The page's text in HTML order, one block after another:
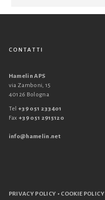
CONTATTI
Hamelin APS
via Zamboni, 15
40126 Bologna
Tel +39 051 233401
Fax +39 051 2915120
info@hamelin.net
PRIVACY POLICY • COOKIE POLICY